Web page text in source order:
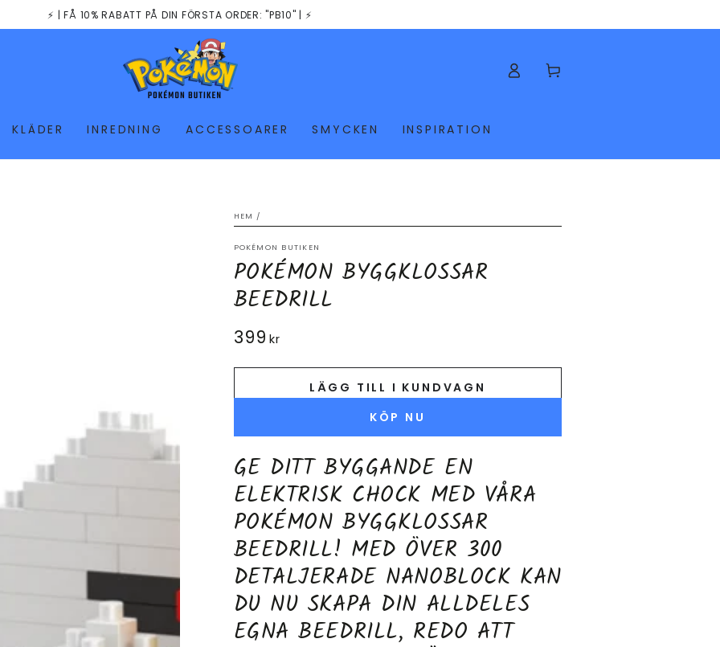
⚡️ | FÅ 10% RABATT PÅ DIN FÖRSTA ORDER: "PB10" | ⚡️
KLÄDER INREDNING ACCESSOARER SMYCKEN INSPIRATION
Kundvagn
HEM /
POKÉMON BUTIKEN
POKÉMON BYGGKLOSSAR
BEEDRILL
Ordinarie
399 kr
LÄGG TILL I KUNDVAGN
KÖP NU
GE DITT BYGGANDE EN
ELEKTRISK CHOCK MED VÅRA
POKÉMON BYGGKLOSSAR
BEEDRILL! MED ÖVER 300
DETALJERADE NANOBLOCK KAN
DU NU SKAPA DIN ALLDELES
EGNA BEEDRILL, REDO ATT